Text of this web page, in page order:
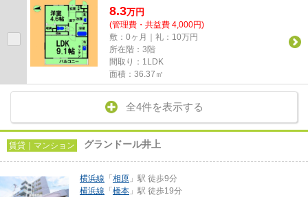
8.3万円
(管理費・共益費 4,000円)
敷：0ヶ月｜礼：10万円
所在階：3階
間取り：1LDK
面積：36.37㎡
全4件を表示する
賃貸｜マンション グランドール井上
横浜線 「 相原 」駅 徒歩9分
横浜線 「 橋本 」駅 徒歩19分